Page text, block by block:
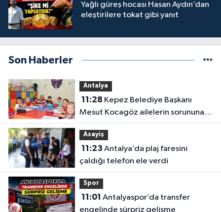
Yağlı güreş hocası Hasan Aydın’dan
eleştirilere tokat gibi yanıt
Son Haberler
Antalya
11:28
Mesut Kocagöz ailelerin sorununa
çözüm arıyor
Asayiş
11:23
çaldığı telefon ele verdi
Spor
11:01
engelinde sürpriz gelişme